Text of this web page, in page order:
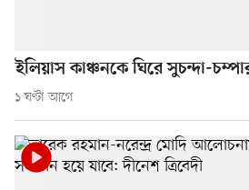
ইলিয়াস কাঞ্চনকে ঘিরে সুচন্দা-
১ ঘণ্টা আগে